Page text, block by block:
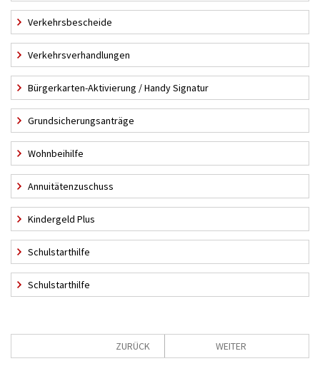
Verkehrsbescheide
Verkehrsverhandlungen
Bürgerkarten-Aktivierung / Handy Signatur
Grundsicherungsanträge
Wohnbeihilfe
Annuitätenzuschuss
Kindergeld Plus
Schulstarthilfe
Schulstarthilfe
ZURÜCK WEITER